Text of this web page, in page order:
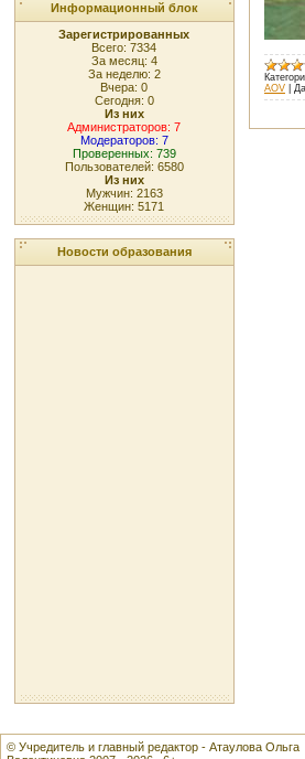
Информационный блок
Зарегистрированных
Всего: 7334
За месяц: 4
За неделю: 2
Вчера: 0
Сегодня: 0
Из них
Администраторов: 7
Модераторов: 7
Проверенных: 739
Пользователей: 6580
Из них
Мужчин: 2163
Женщин: 5171
Новости образования
AOV
© Учредитель и главный редактор - Атаулова Ольга